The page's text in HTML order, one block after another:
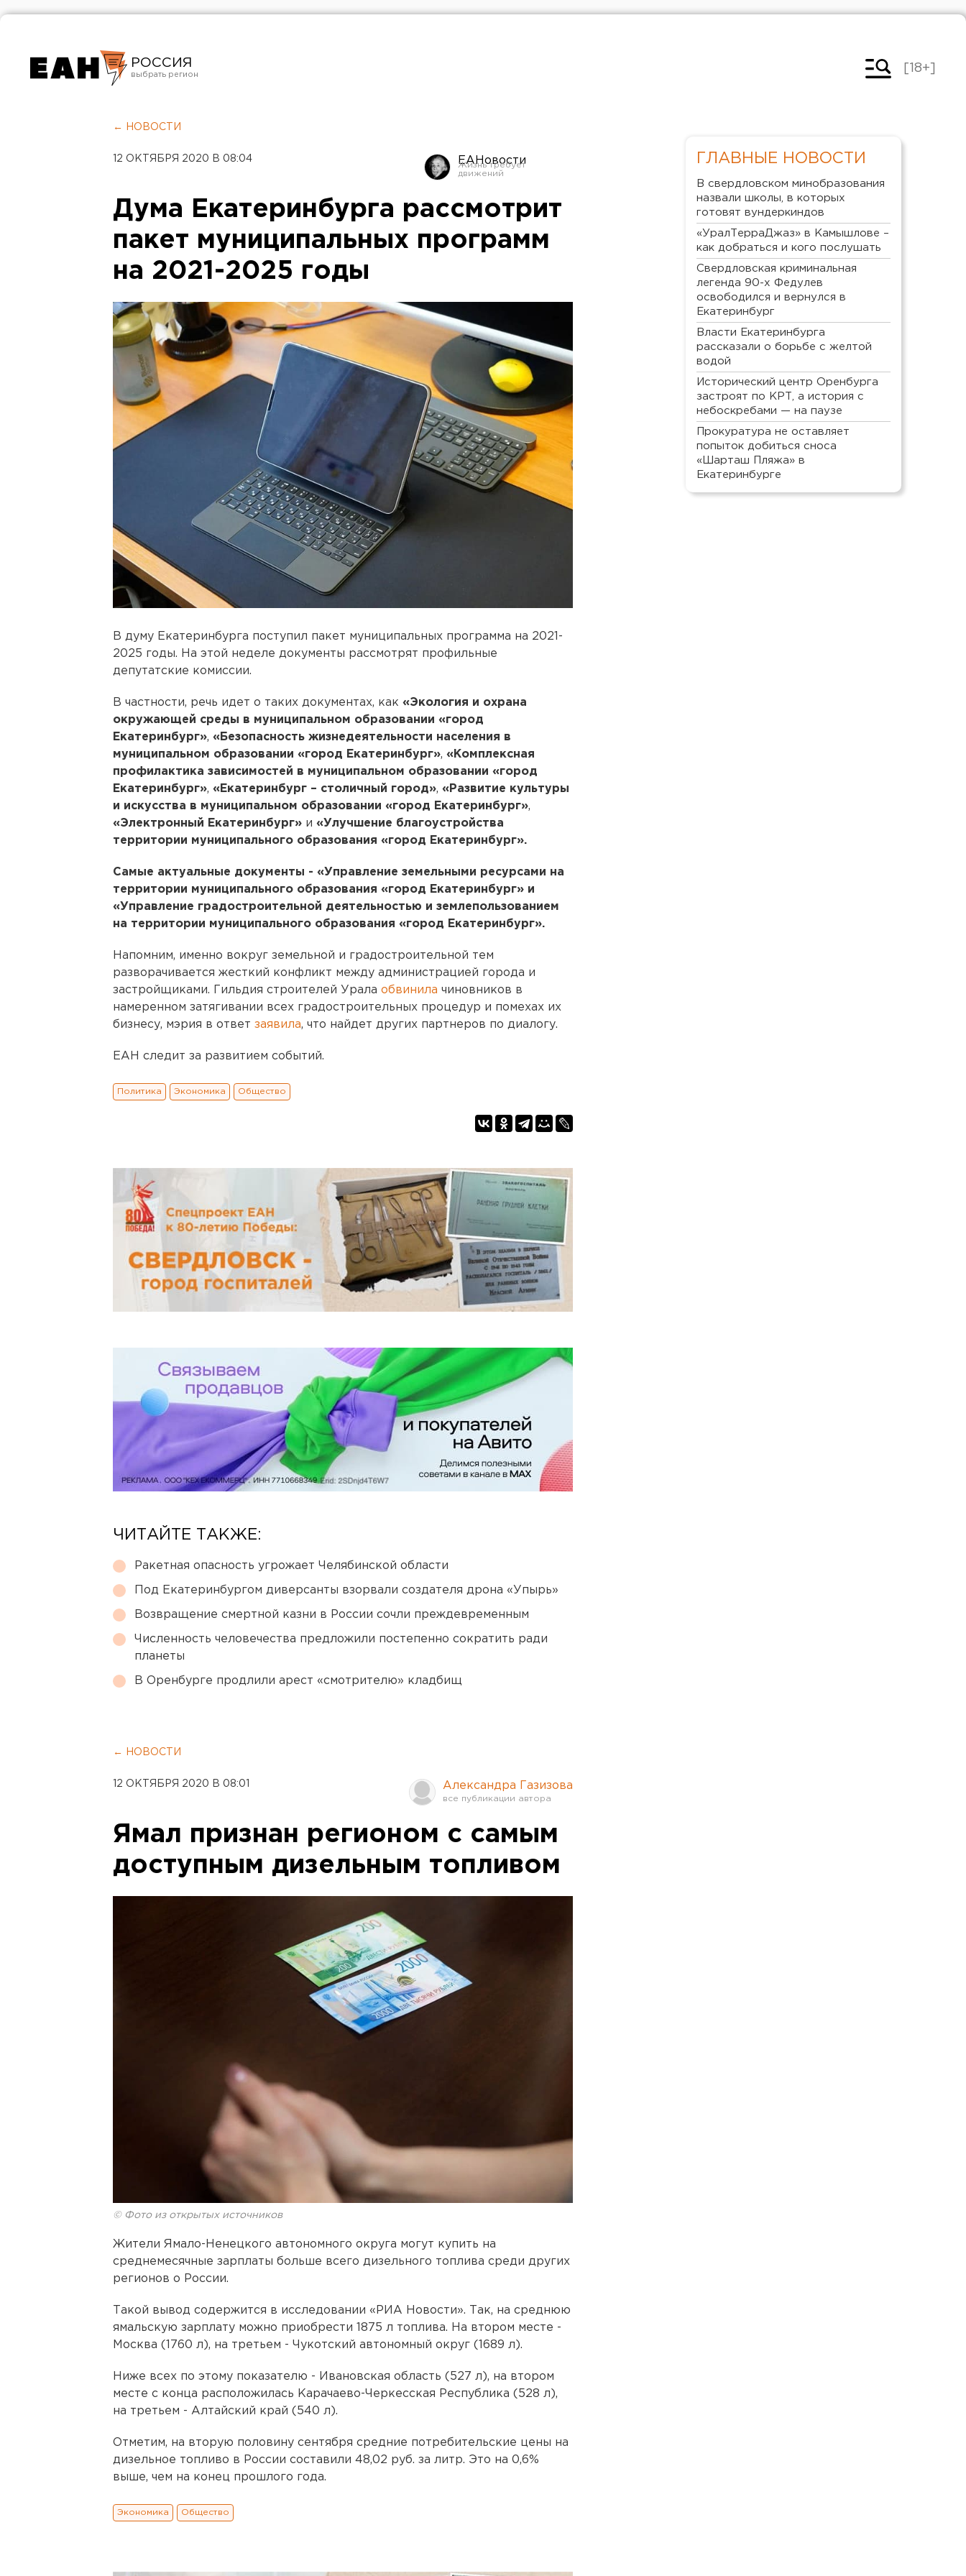
РОССИЯ
Челябинск
[18+]
← НОВОСТИ
12 ОКТЯБРЯ 2020 В 08:04 ЕАНовости
Дума Екатеринбурга рассмотрит
пакет муниципальных программ
на 2021-2025 годы
В думу Екатеринбурга поступил пакет муниципальных программа на 2021-
2025 годы. На этой неделе документы рассмотрят профильные
депутатские комиссии.
В частности, речь идет о таких документах, как «Экология и охрана
окружающей среды в муниципальном образовании «город
Екатеринбург», «Безопасность жизнедеятельности населения в
муниципальном образовании «город Екатеринбург», «Комплексная
профилактика зависимостей в муниципальном образовании «город
Екатеринбург», «Екатеринбург – столичный город», «Развитие культуры
и искусства в муниципальном образовании «город Екатеринбург»,
«Электронный Екатеринбург» и «Улучшение благоустройства
территории муниципального образования «город Екатеринбург».
Самые актуальные документы - «Управление земельными ресурсами на
территории муниципального образования «город Екатеринбург» и
«Управление градостроительной деятельностью и землепользованием
на территории муниципального образования «город Екатеринбург».
Напомним, именно вокруг земельной и градостроительной тем
разворачивается жесткий конфликт между администрацией города и
застройщиками. Гильдия строителей Урала обвинила чиновников в
намеренном затягивании всех градостроительных процедур и помехах их
бизнесу, мэрия в ответ заявила, что найдет других партнеров по диалогу.
ЕАН следит за развитием событий.
Политика Экономика Общество
ЧИТАЙТЕ ТАКЖЕ:
Ракетная опасность угрожает Челябинской области
Под Екатеринбургом диверсанты взорвали создателя дрона «Упырь»
Возвращение смертной казни в России сочли преждевременным
Численность человечества предложили постепенно сократить ради
планеты
В Оренбурге продлили арест «смотрителю» кладбищ
← НОВОСТИ
12 ОКТЯБРЯ 2020 В 08:01 Александра Газизова
Ямал признан регионом с самым
доступным дизельным топливом
© Фото из открытых источников
Жители Ямало-Ненецкого автономного округа могут купить на
среднемесячные зарплаты больше всего дизельного топлива среди других
регионов о России.
Такой вывод содержится в исследовании «РИА Новости». Так, на среднюю
ямальскую зарплату можно приобрести 1875 л топлива. На втором месте -
Москва (1760 л), на третьем - Чукотский автономный округ (1689 л).
Ниже всех по этому показателю - Ивановская область (527 л), на втором
месте с конца расположилась Карачаево-Черкесская Республика (528 л),
на третьем - Алтайский край (540 л).
Отметим, на вторую половину сентября средние потребительские цены на
дизельное топливо в России составили 48,02 руб. за литр. Это на 0,6%
выше, чем на конец прошлого года.
Экономика Общество
ГЛАВНЫЕ НОВОСТИ
В свердловском минобразования
назвали школы, в которых
готовят вундеркиндов
«УралТерраДжаз» в Камышлове –
как добраться и кого послушать
Свердловская криминальная
легенда 90-х Федулев
освободился и вернулся в
Екатеринбург
Власти Екатеринбурга
рассказали о борьбе с желтой
водой
Исторический центр Оренбурга
застроят по КРТ, а история с
небоскребами — на паузе
Прокуратура не оставляет
попыток добиться сноса
«Шарташ Пляжа» в
Екатеринбурге